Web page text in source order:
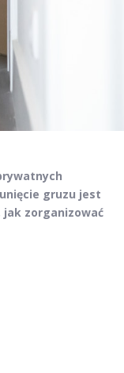
gruzu jest
zorganizować